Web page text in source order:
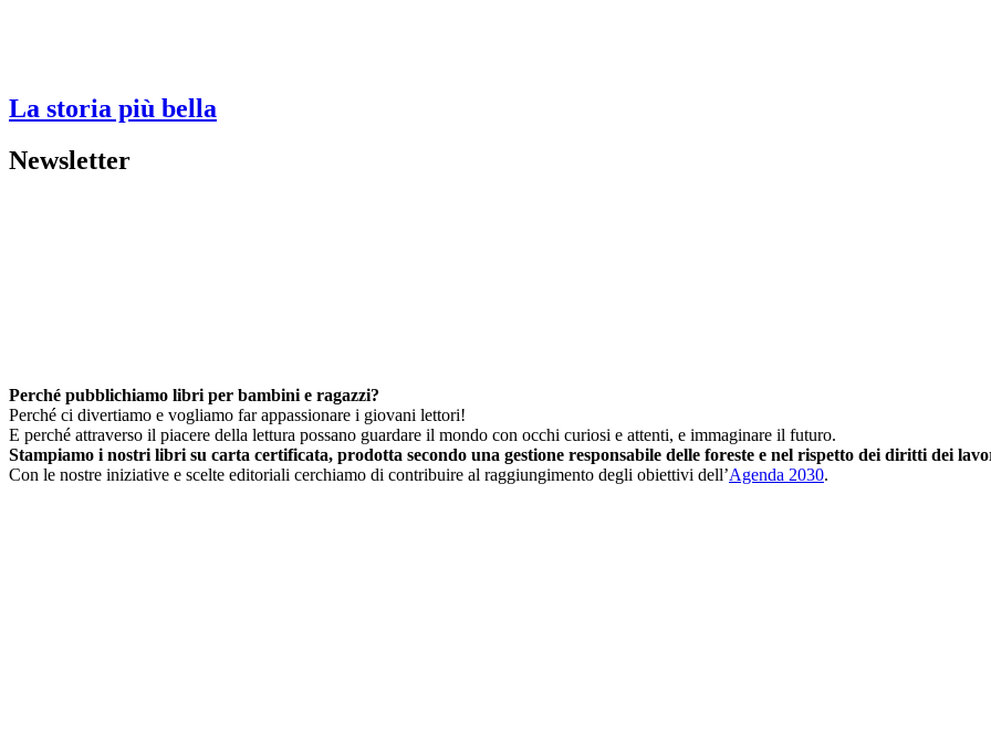
La storia più bella
Newsletter
Perché pubblichiamo libri per bambini e ragazzi?
Perché ci divertiamo e vogliamo far appassionare i giovani lettori!
E perché attraverso il piacere della lettura possano guardare il mondo con occhi curiosi e attenti, e immaginare il futuro.
Stampiamo i nostri libri su carta certificata, prodotta secondo una gestione responsabile delle foreste e nel rispetto dei diritti dei
Con le nostre iniziative e scelte editoriali cerchiamo di contribuire al raggiungimento degli obiettivi dell’Agenda 2030.